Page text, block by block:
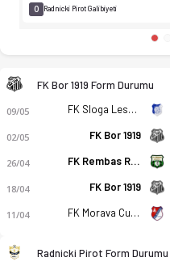
0 Radnicki Pirot Galibiyeti
FK Bor 1919 Form Durumu
09/05 FK Sloga Leskovac
02/05 FK Bor 1919
26/04 FK Rembas Resavica
18/04 FK Bor 1919
11/04 FK Morava Cuprija
Radnicki Pirot Form Durumu